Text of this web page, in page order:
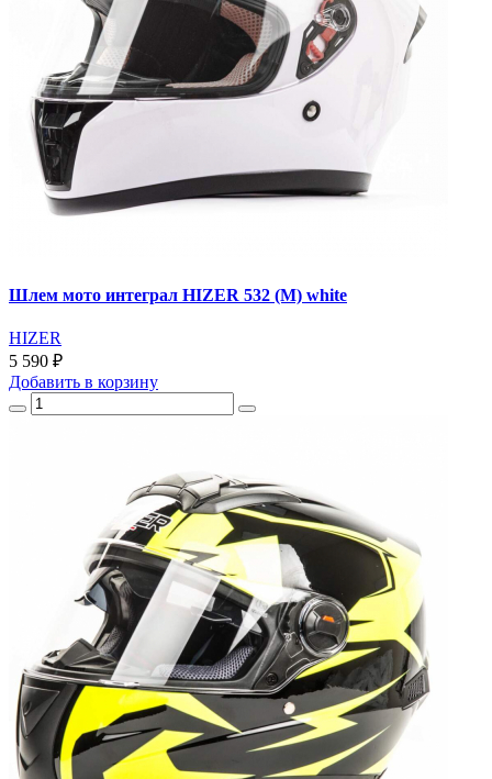
Шлем мото интеграл HIZER 532 (M) white
HIZER
5 590 ₽
Добавить в корзину